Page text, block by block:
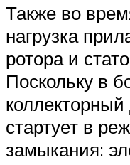
Также во
нагрузка
ротора и
Поскольку в
коллекторный
стартует в
замыкания: